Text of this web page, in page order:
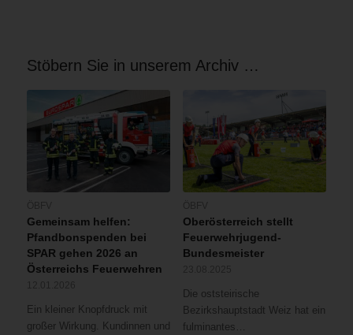
Stöbern Sie in unserem Archiv …
Gemeinsam helfen:
Pfandbonspenden bei
SPAR gehen 2026 an
Österreichs Feuerwehren
Ein kleiner Knopfdruck mit
großer Wirkung. Kundinnen und
Oberösterreich stellt
Feuerwehrjugend-
Bundesmeister
Die oststeirische
Bezirkshauptstadt Weiz hat ein
fulminantes…